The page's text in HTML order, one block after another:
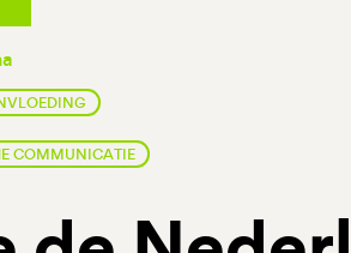
COMMUNICATIE